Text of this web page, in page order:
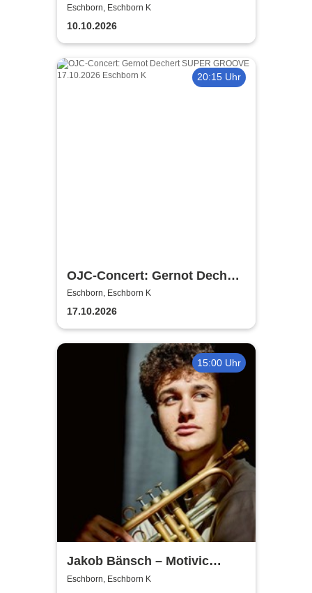
Bring dein Ding! | Die
Improshow mit
Gegenständlichem
Eschborn, Eschborn K
10.10.2026
20:15 Uhr
OJC-Concert: Gernot Dechert
SUPER GROOVE
Eschborn, Eschborn K
17.10.2026
15:00 Uhr
Jakob Bänsch – Motivic
Development
Eschborn, Eschborn K